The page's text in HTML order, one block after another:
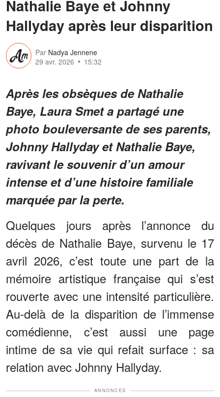
Nathalie Baye et Johnny
Hallyday après leur disparition
Par Nadya Jennene
29 avr. 2026
15:32
Après les obsèques de Nathalie
Baye, Laura Smet a partagé une
photo bouleversante de ses parents,
Johnny Hallyday et Nathalie Baye,
ravivant le souvenir d’un amour
intense et d’une histoire familiale
marquée par la perte.
Quelques jours après l’annonce du
décès de Nathalie Baye, survenu le 17
avril 2026, c’est toute une part de la
mémoire artistique française qui s’est
rouverte avec une intensité particulière.
Au-delà de la disparition de l’immense
comédienne, c’est aussi une page
intime de sa vie qui refait surface : sa
relation avec Johnny Hallyday.
ANNONCES